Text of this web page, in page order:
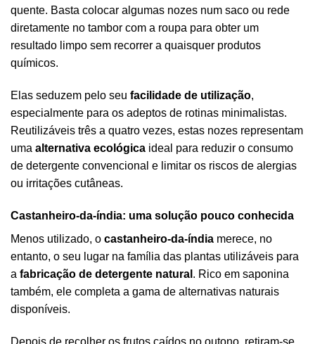
quente. Basta colocar algumas nozes num saco ou rede
diretamente no tambor com a roupa para obter um
resultado limpo sem recorrer a quaisquer produtos
químicos.
Elas seduzem pelo seu facilidade de utilização,
especialmente para os adeptos de rotinas minimalistas.
Reutilizáveis três a quatro vezes, estas nozes representam
uma alternativa ecológica ideal para reduzir o consumo
de detergente convencional e limitar os riscos de alergias
ou irritações cutâneas.
Castanheiro-da-índia: uma solução pouco conhecida
Menos utilizado, o castanheiro-da-índia merece, no
entanto, o seu lugar na família das plantas utilizáveis para
a fabricação de detergente natural . Rico em saponina
também, ele completa a gama de alternativas naturais
disponíveis.
Depois de recolher os frutos caídos no outono, retiram-se